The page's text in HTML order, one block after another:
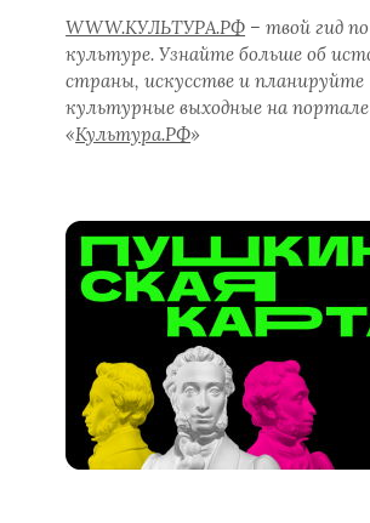
WWW.КУЛЬТУРА.РФ – твой гид по
культуре. Узнайте больше об
страны, искусстве и планируйте
культурные выходные на портале
«Культура.РФ»